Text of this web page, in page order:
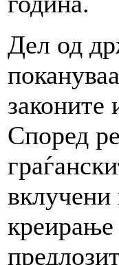
Дел од
законите
Според
вклучени
креирање